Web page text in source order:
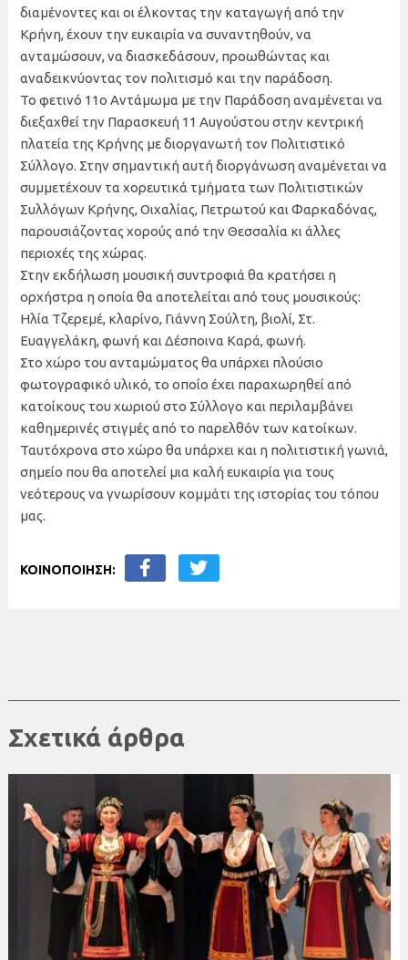
διαμένοντες και οι έλκοντας την καταγωγή από την
Κρήνη, έχουν την ευκαιρία να συναντηθούν, να
ανταμώσουν, να διασκεδάσουν, προωθώντας και
αναδεικνύοντας τον πολιτισμό και την παράδοση.
Το φετινό 11ο Αντάμωμα με την Παράδοση αναμένεται να
διεξαχθεί την Παρασκευή 11 Αυγούστου στην κεντρική
πλατεία της Κρήνης με διοργανωτή τον Πολιτιστικό
Σύλλογο. Στην σημαντική αυτή διοργάνωση αναμένεται να
συμμετέχουν τα χορευτικά τμήματα των Πολιτιστικών
Συλλόγων Κρήνης, Οιχαλίας, Πετρωτού και Φαρκαδόνας,
παρουσιάζοντας χορούς από την Θεσσαλία κι άλλες
περιοχές της χώρας.
Στην εκδήλωση μουσική συντροφιά θα κρατήσει η
ορχήστρα η οποία θα αποτελείται από τους μουσικούς:
Ηλία Τζερεμέ, κλαρίνο, Γιάννη Σούλτη, βιολί, Στ.
Ευαγγελάκη, φωνή και Δέσποινα Καρά, φωνή.
Στο χώρο του ανταμώματος θα υπάρχει πλούσιο
φωτογραφικό υλικό, το οποίο έχει παραχωρηθεί από
κατοίκους του χωριού στο Σύλλογο και περιλαμβάνει
καθημερινές στιγμές από το παρελθόν των κατοίκων.
Ταυτόχρονα στο χώρο θα υπάρχει και η πολιτιστική γωνιά,
σημείο που θα αποτελεί μια καλή ευκαιρία για τους
νεότερους να γνωρίσουν κομμάτι της ιστορίας του τόπου
μας.
ΚΟΙΝΟΠΟΙΗΣΗ:
Σχετικά άρθρα